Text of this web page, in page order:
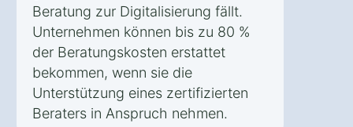
Beratung zur Digitalisierung fällt.
Unternehmen können bis zu 80 %
der Beratungskosten erstattet
bekommen, wenn sie die
Unterstützung eines zertifizierten
Beraters in Anspruch nehmen.